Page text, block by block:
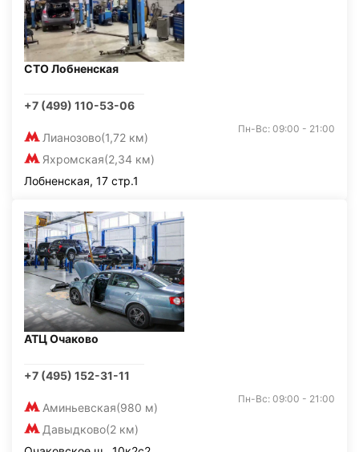
СТО Лобненская
+7 (499) 110-53-06
Лианозово(1,72 км)
Яхромская(2,34 км)
Пн-Вс: 09:00 - 21:00
Лобненская, 17 стр.1
АТЦ Очаково
+7 (495) 152-31-11
Аминьевская(980 м)
Давыдково(2 км)
Пн-Вс: 09:00 - 21:00